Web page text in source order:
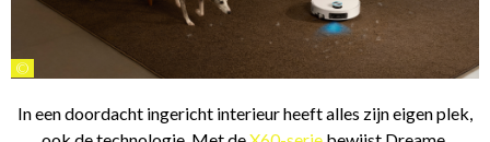
©
In een doordacht ingericht interieur heeft alles zijn eigen plek,